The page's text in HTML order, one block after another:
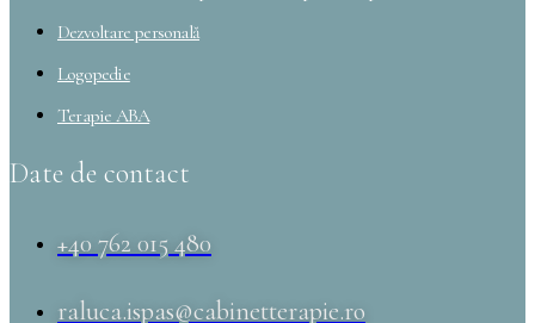
Dezvoltare personală
Logopedie
Terapie ABA
Date de contact
+40 762 015 480
raluca.ispas@cabinetterapie.ro